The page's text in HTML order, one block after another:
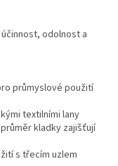
odolnost a
průmyslové použití
textilními lany
kladky zajišťují
s třecím uzlem